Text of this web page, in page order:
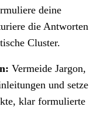
deine
die Antworten
Cluster.
Vermeide Jargon,
und setze
klar formulierte